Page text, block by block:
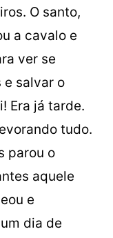
O santo,
a cavalo e
ver se
e salvar o
Era já tarde.
tudo.
parou o
aquele
e
dia de